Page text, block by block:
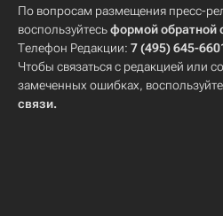
По вопросам размещения пресс-
воспользуйтесьформой обратной
Телефон Редакции: 7 (495) 645-
Чтобы связаться с редакцией или
замеченных ошибках,
связи.